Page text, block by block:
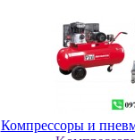
Компрессоры и